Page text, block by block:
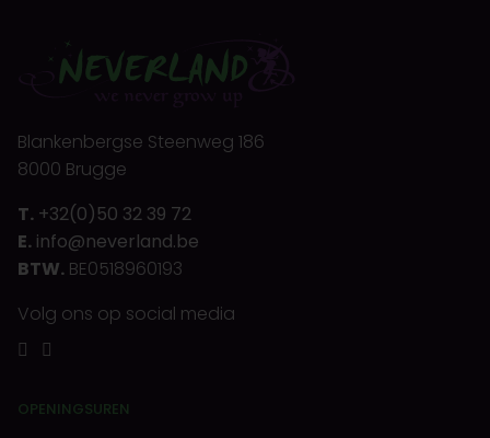
Blankenbergse Steenweg 186
8000 Brugge
T. +32(0)50 32 39 72
E. info@neverland.be
BTW. BE0518960193
Volg ons op social media
OPENINGSUREN